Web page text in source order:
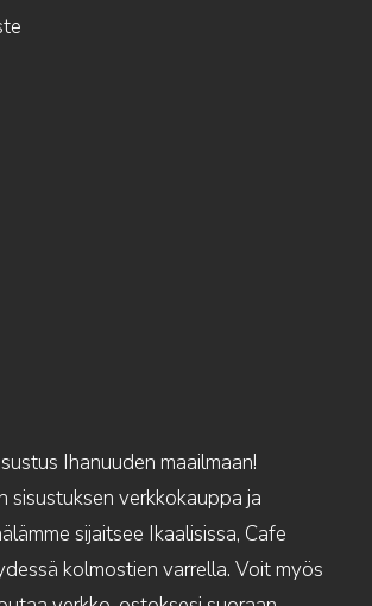
Ihanuuden maailmaan!
sisustuksen verkkokauppa ja
sijaitsee Ikaalisissa, Cafe
kolmostien varrella. Voit myös